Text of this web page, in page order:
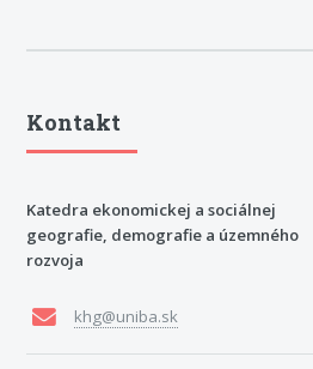
Kontakt
Katedra ekonomickej a sociálnej
geografie, demografie a územného
rozvoja
khg@uniba.sk